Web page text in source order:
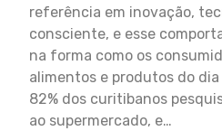
referência em inovação,
consciente, e esse
na forma como os
alimentos e produtos do dia
82% dos curitibanos
ao supermercado, e…